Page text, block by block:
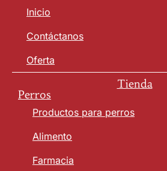
Inicio
Contáctanos
Oferta
Tienda
Perros
Productos para perros
Alimento
Farmacia